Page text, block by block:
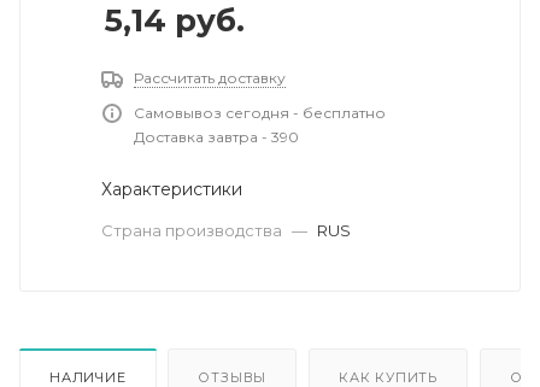
5,14 руб.
Рассчитать доставку
Самовывоз сегодня - бесплатно
Доставка завтра - 390
Характеристики
Страна производства — RUS
НАЛИЧИЕ ОТЗЫВЫ КАК КУПИТЬ